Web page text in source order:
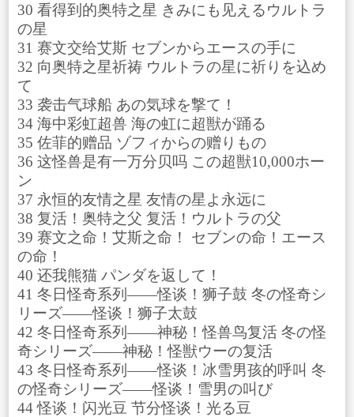
30 看得到的奥特之星 きみにも见えるウルトラ
の星
31 赛文交给艾斯 セブンからエースの手に
32 向奥特之星祈祷 ウルトラの星に祈りを込め
て
33 袭击气球船 あの気球を撃て！
34 海中彩虹超兽 海の虹に超獣が踊る
35 佐菲的赠品 ゾフィからの赠りもの
36 这怪兽是有一万分贝吗 この超獣10,000ホー
ン
37 永恒的友情之星 友情の星よ永远に
38 复活！奥特之父 复活！ウルトラの父
39 赛文之命！艾斯之命！ セブンの命！エース
の命！
40 还我熊猫 パンダを返して！
41 冬日怪奇系列——怪谈！狮子鼓 冬の怪奇シ
リーズ——怪谈！狮子太鼓
42 冬日怪奇系列——神秘！怪兽鸟复活 冬の怪
奇シリーズ——神秘！怪獣ウーの复活
43 冬日怪奇系列——怪谈！冰雪男孩的呼叫 冬
の怪奇シリーズ——怪谈！雪男の叫び
44 怪谈！闪光豆 节分怪谈！光る豆